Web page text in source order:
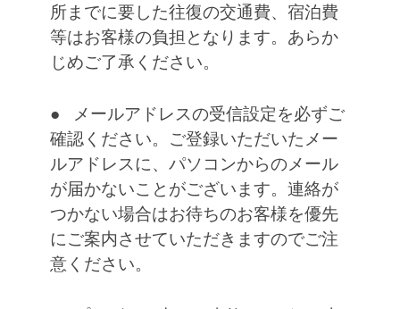
所までに要した往復の交通費、宿泊費
等はお客様の負担となります。あらか
じめご了承ください。
● メールアドレスの受信設定を必ずご
確認ください。ご登録いただいたメー
ルアドレスに、パソコンからのメール
が届かないことがございます。連絡が
つかない場合はお待ちのお客様を優先
にご案内させていただきますのでご注
意ください。